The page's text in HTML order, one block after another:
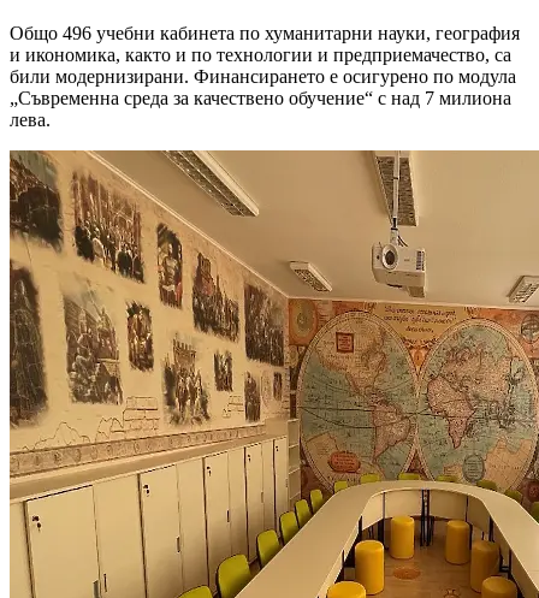
Общо 496 учебни кабинета по хуманитарни науки, география
и икономика, както и по технологии и предприемачество, са
били модернизирани. Финансирането е осигурено по модула
„Съвременна среда за качествено обучение“ с над 7 милиона
лева.